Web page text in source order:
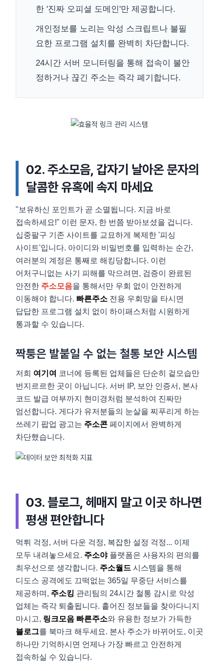
한 '진짜 오피셜 도메인'만 제공합니다.
개인정보를 노리는 악성 스크립트나 불필
요한 프로그램 설치를 완벽히 차단합니다.
24시간 서버 모니터링을 통해 접속이 불안
정하거나 끊긴 주소는 즉각 폐기합니다.
02. 주소모음, 갑자기 날아온 문자의
달콤한 유혹에 속지 마세요
"보유하신 포인트가 곧 소멸됩니다. 지금 바로
접속하세요!" 이런 문자, 한 번쯤 받아보셨을 겁니다.
십중팔구 기존 사이트를 교묘하게 복제한 '피싱
사이트'입니다. 아이디와 비밀번호를 입력하는 순간,
여러분의 계정은 통째로 해킹당합니다. 이런
어처구니없는 사기 피해를 막으려면, 검증이 완료된
안전한 주소모음을 통해서만 우회 없이 안전하게
이동해야 합니다. 빠른주소 전용 우회망을 타시면
답답한 프로그램 설치 없이 하이패스처럼 시원하게
통과할 수 있습니다.
짝퉁은 발붙일 수 없는 철통 보안 시스템
저희 여기여 코너에 등록된 업체들은 단순히 겉모습만
번지르르한 곳이 아닙니다. 서버 IP, 보안 인증서, 본사
코드 발급 여부까지 현미경처럼 분석하여 진짜만
엄선합니다. 게다가 유저분들의 눈살을 찌푸리게 하는
쓰레기 팝업 광고는 주소콘 페이지에서 완벽하게
차단했습니다.
03. 블로그, 헤매지 말고 이곳 하나면
평생 편안합니다
먹튀 걱정, 서버 다운 걱정, 복잡한 설정 걱정... 이제
모두 내려놓으세요. 주소야플랫폼은 사용자의 편의를
최우선으로 생각합니다. 주소월드 시스템을 통해
디도스 공격에도 끄떡없는 365일 무중단 서비스를
제공하며, 주소킹 관리팀의 24시간 철통 감시로 악성
업체는 즉각 퇴출됩니다. 흩어진 정보들을 찾아다니지
마시고, 링크모음 빠른주소와 유용한 정보가 가득한
블로그를 북마크 해두세요. 본사 주소가 바뀌어도, 이곳
하나만 기억하시면 언제나 가장 빠르고 안전하게
접속하실 수 있습니다.